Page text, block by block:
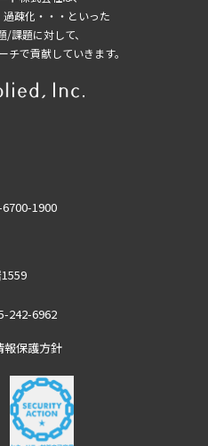
疎化・・・といった
課題に対して、
チで貢献していきます。
1900
242-6962
報保護方針